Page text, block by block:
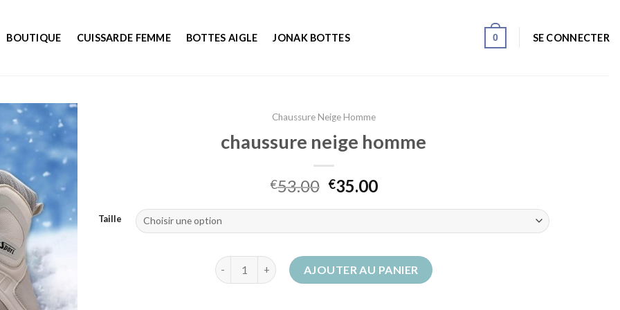
BOUTIQUE CUISSARDE FEMME BOTTES AIGLE JONAK BOTTES 0 SE CONNECTER
Chaussure Neige Homme
chaussure neige homme
€53.00 €35.00
Taille
quantité de chaussure neige homme
AJOUTER AU PANIER